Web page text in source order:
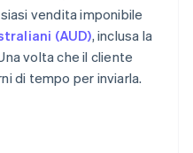
vendita imponibile
(AUD), inclusa la
volta che il cliente
di tempo per inviarla.